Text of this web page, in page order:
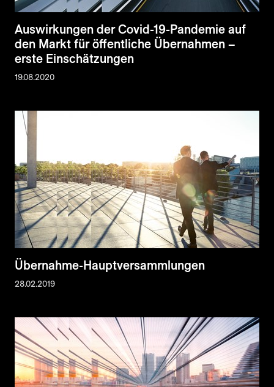
Auswirkungen der Covid-19-Pandemie auf
den Markt für öffentliche Übernahmen –
erste Einschätzungen
19.08.2020
Übernahme-Hauptversammlungen
28.02.2019